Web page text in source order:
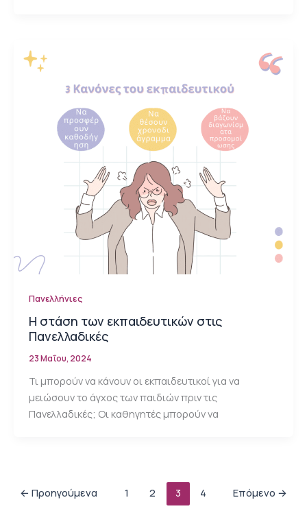
Πανελλήνιες
Η στάση των εκπαιδευτικών στις
Πανελλαδικές
23 Μαΐου, 2024
Τι μπορούν να κάνουν οι εκπαιδευτικοί για να
μειώσουν το άγχος των παιδιών πριν τις
Πανελλαδικές; Οι καθηγητές μπορούν να
← Προηγούμενα 1 2 3 4 Επόμενο →